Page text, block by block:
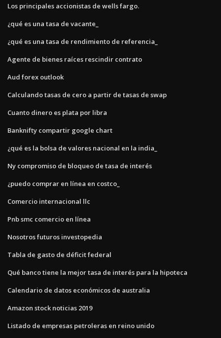
Los principales accionistas de wells fargo.
¿qué es una tasa de vacante_
¿qué es una tasa de rendimiento de referencia_
Agente de bienes raíces rescindir contrato
Aud forex outlook
Calculando tasas de cero a partir de tasas de swap
Cuanto dinero es plata por libra
Banknifty compartir google chart
¿qué es la bolsa de valores nacional en la india_
Ny compromiso de bloqueo de tasa de interés
¿puedo comprar en línea en costco_
Comercio internacional llc
Pnb smc comercio en línea
Nosotros futuros investopedia
Tabla de gasto de déficit federal
Qué banco tiene la mejor tasa de interés para la hipoteca
Calendario de datos económicos de australia
Amazon stock noticias 2019
Listado de empresas petroleras en reino unido